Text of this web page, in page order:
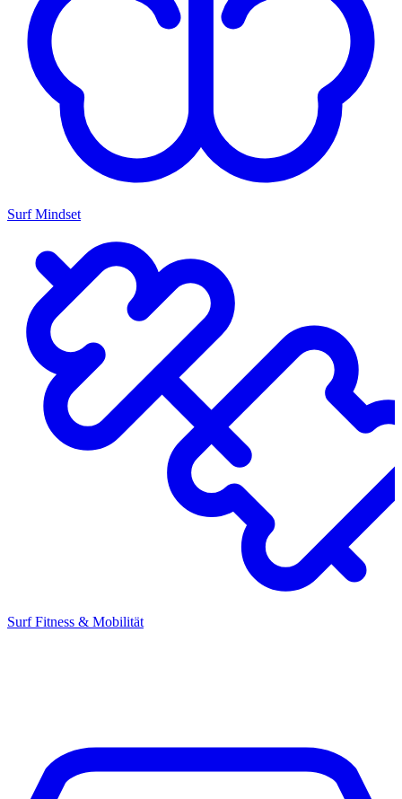
Surf Mindset
Surf Fitness & Mobilität